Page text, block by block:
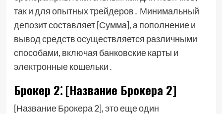
так и для опытных трейдеров․ Минимальный
депозит составляет [Сумма], а пополнение и
вывод средств осуществляется различными
способами, включая банковские карты и
электронные кошельки․
Брокер 2⁚ [Название Брокера 2]
[Название Брокера 2], это еще один